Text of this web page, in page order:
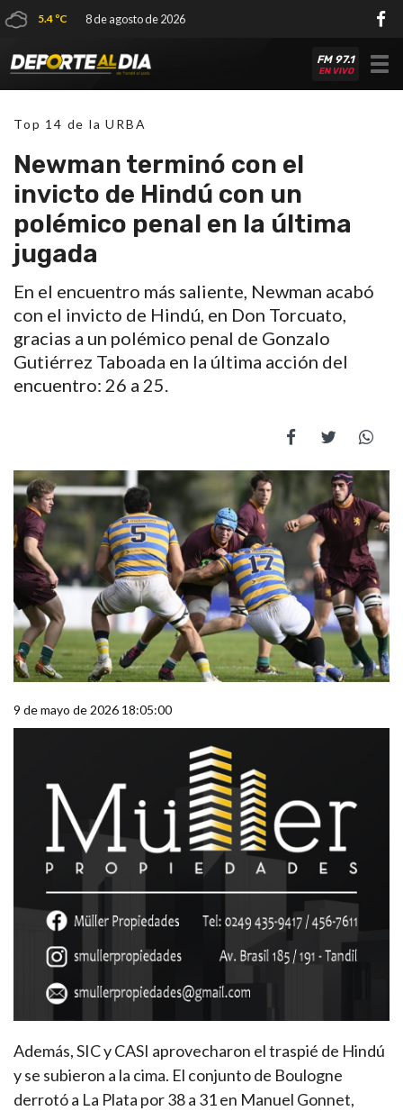
5.4 ºC 8 de agosto de 2026
FM 97.1
EN VIVO
Top 14 de la URBA
Newman terminó con el
invicto de Hindú con un
polémico penal en la última
jugada
En el encuentro más saliente, Newman acabó
con el invicto de Hindú, en Don Torcuato,
gracias a un polémico penal de Gonzalo
Gutiérrez Taboada en la última acción del
encuentro: 26 a 25.
9 de mayo de 2026 18:05:00
Además, SIC y CASI aprovecharon el traspié de Hindú
y se subieron a la cima. El conjunto de Boulogne
derrotó a La Plata por 38 a 31 en Manuel Gonnet,